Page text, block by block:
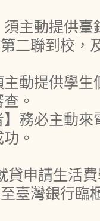
須主動提供
二聯到校，
主動提供學
。
】務必主動
。
貸申請生活
臺灣銀行臨